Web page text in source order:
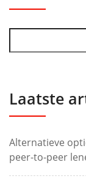
Laatste
Alternatieve
peer-to-peer